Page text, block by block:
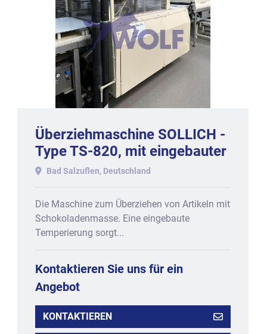
Überziehmaschine SOLLICH -
Type TS-820, mit eingebauter
Temperierung.
Bad Salzuflen, Deutschland
Die Maschine zum Überziehen von Artikeln mit
Schokoladenmasse. Eine eingebaute
Temperierung sorgt...
Kontaktieren Sie uns für ein
Angebot
KONTAKTIEREN